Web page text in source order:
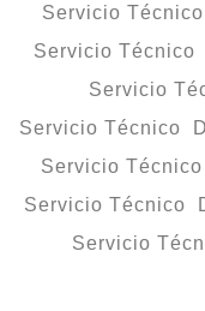
Servicio
Servicio Técnico
Servicio
Servicio Técnico
Servicio
Servicio Técnico
Servicio